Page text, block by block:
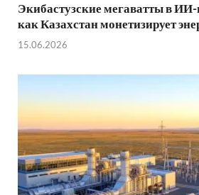
Экибастузские мегаватты в
как Казахстан монетизирует
15.06.2026